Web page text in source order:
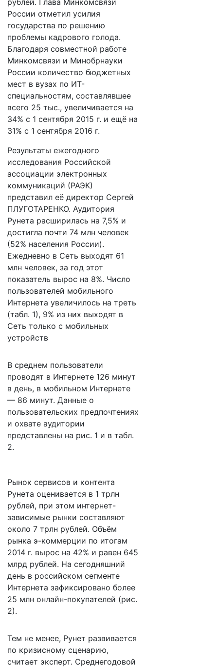
рублей. Глава Минкомсвязи
России отметил усилия
государства по решению
проблемы кадрового голода.
Благодаря совместной работе
Минкомсвязи и Минобрнауки
России количество бюджетных
мест в вузах по ИТ-
специальностям, составлявшее
всего 25 тыс., увеличивается на
34% с 1 сентября 2015 г. и ещё на
31% с 1 сентября 2016 г.
Результаты ежегодного
исследования Российской
ассоциации электронных
коммуникаций (РАЭК)
представил её директор Сергей
ПЛУГОТАРЕНКО. Аудитория
Рунета расширилась на 7,5% и
достигла почти 74 млн человек
(52% населения России).
Ежедневно в Сеть выходят 61
млн человек, за год этот
показатель вырос на 8%. Число
пользователей мобильного
Интернета увеличилось на треть
(табл. 1), 9% из них выходят в
Сеть только с мобильных
устройств
В среднем пользователи
проводят в Интернете 126 минут
в день, в мобильном Интернете
— 86 минут. Данные о
пользовательских предпочтениях
и охвате аудитории
представлены на рис. 1 и в табл.
2.
Рынок сервисов и контента
Рунета оценивается в 1 трлн
рублей, при этом интернет-
зависимые рынки составляют
около 7 трлн рублей. Объём
рынка э-коммерции по итогам
2014 г. вырос на 42% и равен 645
млрд рублей. На сегодняшний
день в российском сегменте
Интернета зафиксировано более
25 млн онлайн-покупателей (рис.
2).
Тем не менее, Рунет развивается
по кризисному сценарию,
считает эксперт. Среднегодовой